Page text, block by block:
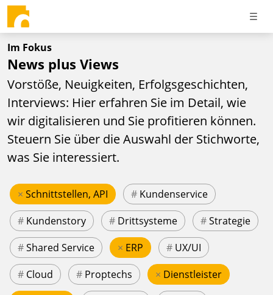
Im Fokus
News plus Views
Vorstöße, Neuigkeiten, Erfolgsgeschichten,
Interviews: Hier erfahren Sie im Detail, wie
wir digitalisieren und Sie profitieren können.
Steuern Sie über die Auswahl der Stichworte,
was Sie interessiert.
× Schnittstellen, API # Kundenservice
# Kundenstory # Drittsysteme #Strategie
#Shared Service × ERP # UX/UI
# Cloud # Proptechs × Dienstleister